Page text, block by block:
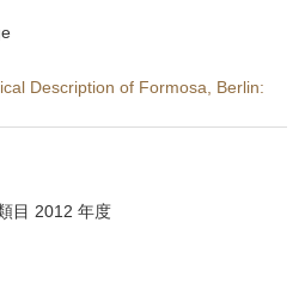
Description of Formosa, Berlin:
目 2012 年度